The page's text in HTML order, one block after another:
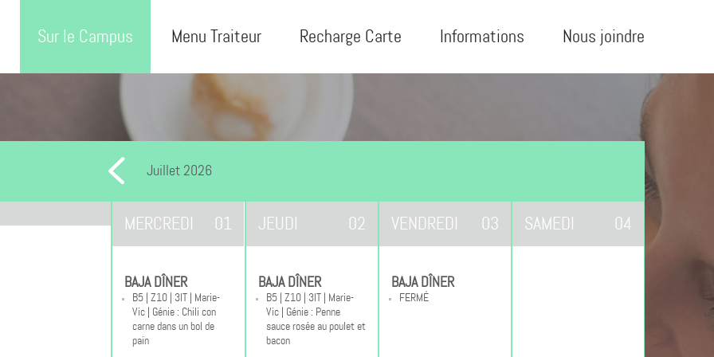
Sur le Campus Menu Traiteur Recharge Carte Informations Nous joindre
Juillet 2026
MERCREDI 01
BAJA DÎNER
B5 | Z10 | 3IT | Marie-
Vic | Génie : Chili con
carne dans un bol de
pain
JEUDI 02
BAJA DÎNER
B5 | Z10 | 3IT | Marie-
Vic | Génie : Penne
sauce rosée au poulet et
bacon
VENDREDI 03
BAJA DÎNER
FERMÉ
SAMEDI 04